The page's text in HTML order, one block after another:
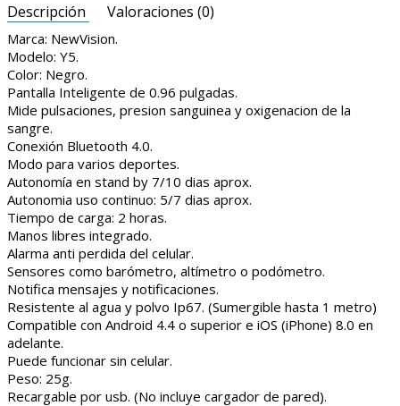
Descripción Valoraciones (0)
Marca: NewVision.
Modelo: Y5.
Color: Negro.
Pantalla Inteligente de 0.96 pulgadas.
Mide pulsaciones, presion sanguinea y oxigenacion de la
sangre.
Conexión Bluetooth 4.0.
Modo para varios deportes.
Autonomía en stand by 7/10 dias aprox.
Autonomia uso continuo: 5/7 dias aprox.
Tiempo de carga: 2 horas.
Manos libres integrado.
Alarma anti perdida del celular.
Sensores como barómetro, altímetro o podómetro.
Notifica mensajes y notificaciones.
Resistente al agua y polvo Ip67. (Sumergible hasta 1 metro)
Compatible con Android 4.4 o superior e iOS (iPhone) 8.0 en
adelante.
Puede funcionar sin celular.
Peso: 25g.
Recargable por usb. (No incluye cargador de pared).